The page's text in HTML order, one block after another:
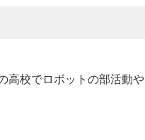
高校でロボットの部活動や